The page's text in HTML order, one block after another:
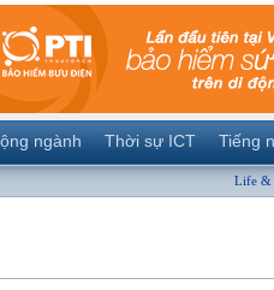
ngành Thời sự ICT Tiếng
Life &